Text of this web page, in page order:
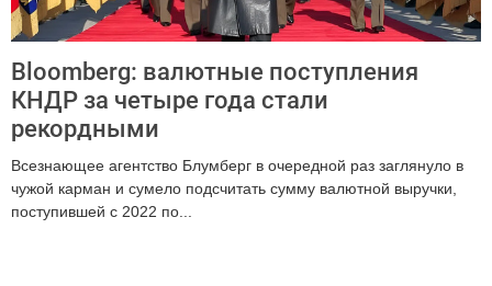
Bloomberg: валютные поступления
КНДР за четыре года стали
рекордными
Всезнающее агентство Блумберг в очередной раз заглянуло в
чужой карман и сумело подсчитать сумму валютной выручки,
поступившей с 2022 по...